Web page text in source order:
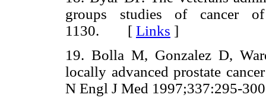
groups studies of cancer
1130. [ Links ]
19. Bolla M, Gonzalez D,
locally advanced prostate
N Engl J Med